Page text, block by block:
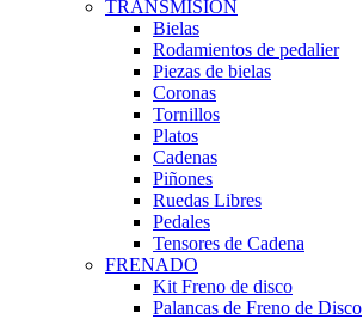
TRANSMISIÓN
Bielas
Rodamientos de pedalier
Piezas de bielas
Coronas
Tornillos
Platos
Cadenas
Piñones
Ruedas Libres
Pedales
Tensores de Cadena
FRENADO
Kit Freno de disco
Palancas de Freno de Disco